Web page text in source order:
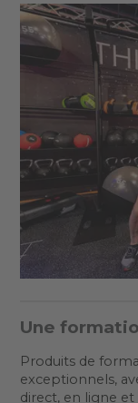
Une
Produits de
exceptionnels,
direct, en ligne et